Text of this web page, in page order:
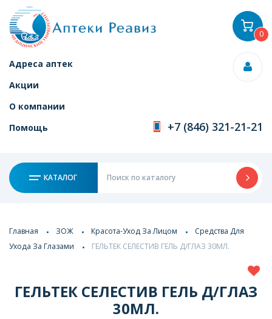
Адреса аптек
Акции
О компании
Помощь
+7 (846) 321-21-21
КАТАЛОГ
0
Главная ЗОЖ Красота-Уход За Лицом
Средства Для
Ухода За Глазами
ГЕЛЬТЕК СЕЛЕСТИВ ГЕЛЬ Д/ГЛАЗ 30МЛ.
ГЕЛЬТЕК СЕЛЕСТИВ ГЕЛЬ Д/ГЛАЗ
30МЛ.